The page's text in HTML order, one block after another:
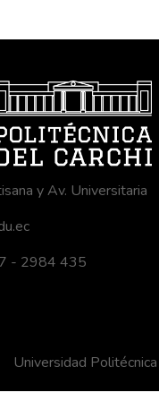
y Av. Universitaria
- 2984 435
Universidad